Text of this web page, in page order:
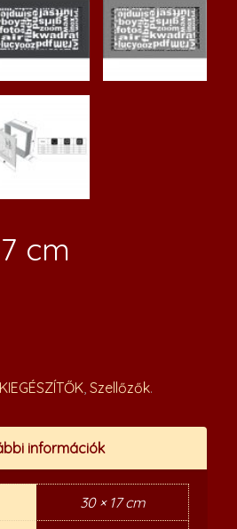
cm
KIEGÉSZÍTŐK, Szellőzők.
információk
30 × 17 cm